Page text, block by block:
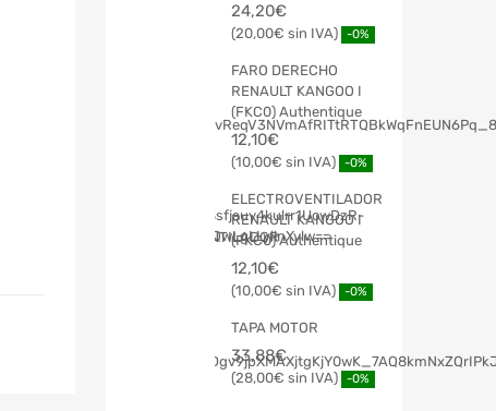
24,20€
20,00€ -0%
FARO DERECHO
RENAULT KANGOO I
(FKC0) Authentique
12,10€
10,00€ -0%
ELECTROVENTILADOR
RENAULT KANGOO I
(FKC0) Authentique
12,10€
10,00€ -0%
TAPA MOTOR
33,88€
28,00€ -0%